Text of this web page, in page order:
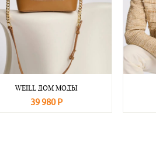
WEILL ДОМ МОДЫ
39 980 Р